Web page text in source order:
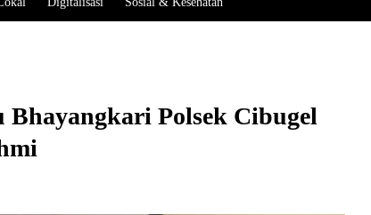
Polsek Cibugel